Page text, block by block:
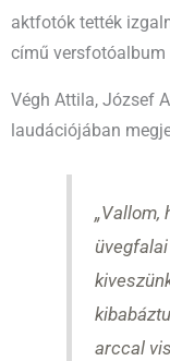
aktfotók tették
című versfotóalbum
Végh Attila, József
laudációjában
„Vallom,
arccal